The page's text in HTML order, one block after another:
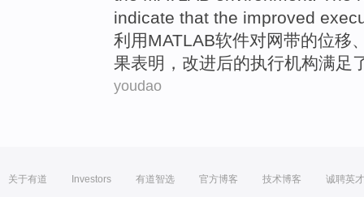
indicate that the improved
利用MATLAB软件对网带的位移
果表明 ， 改进后的执行机构满足
youdao
关于有道 Investors 有道智选 官方博客 技术博客 诚聘英才